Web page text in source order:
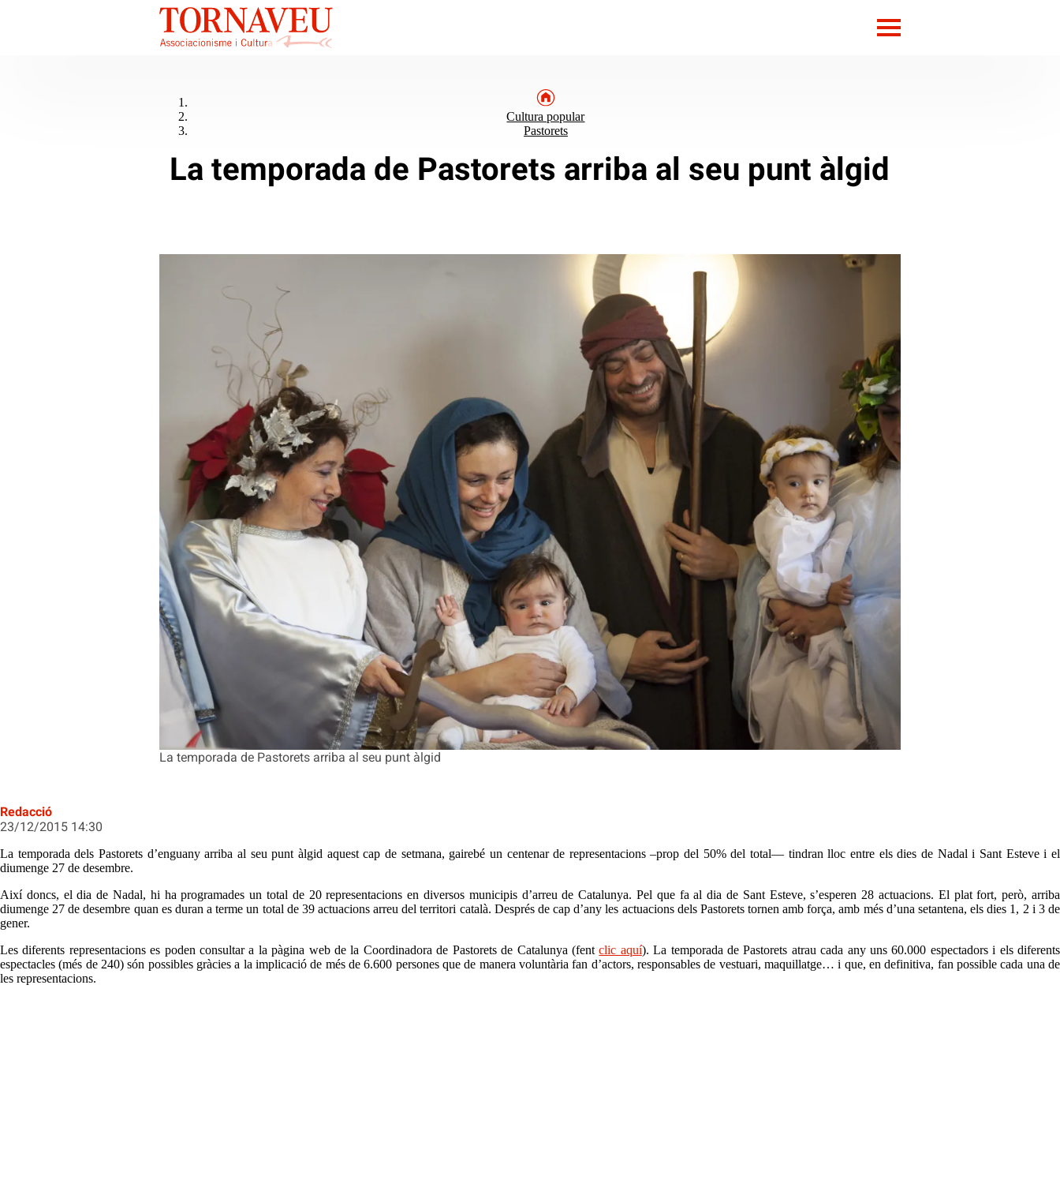
La temporada de Pastorets arriba al seu punt àlgid
Cultura popular
Pastorets
La temporada de Pastorets arriba al seu punt àlgid
Redacció
23/12/2015 14:30
La temporada dels Pastorets d’enguany arriba al seu punt àlgid aquest cap de setmana, gairebé un centenar de representacions –prop del 50% del total— tindran lloc entre els dies de Nadal i Sant Esteve i el
diumenge 27 de desembre.
Així doncs, el dia de Nadal, hi ha programades un total de 20 representacions en diversos municipis d’arreu de Catalunya. Pel que fa al dia de Sant Esteve, s’esperen 28 actuacions. El plat fort, però, arriba
diumenge 27 de desembre quan es duran a terme un total de 39 actuacions arreu del territori català. Després de cap d’any les actuacions dels Pastorets tornen amb força, amb més d’una setantena, els dies 1, 2 i 3 de
gener.
Les diferents representacions es poden consultar a la pàgina web de la Coordinadora de Pastorets de Catalunya (fentclic aquí). La temporada de Pastorets atrau cada any uns 60.000 espectadors i els diferents
espectacles (més de 240) són possibles gràcies a la implicació de més de 6.600 persones que de manera voluntària fan d’actors, responsables de vestuari, maquillatge… i que, en definitiva, fan possible cada una de
les representacions.